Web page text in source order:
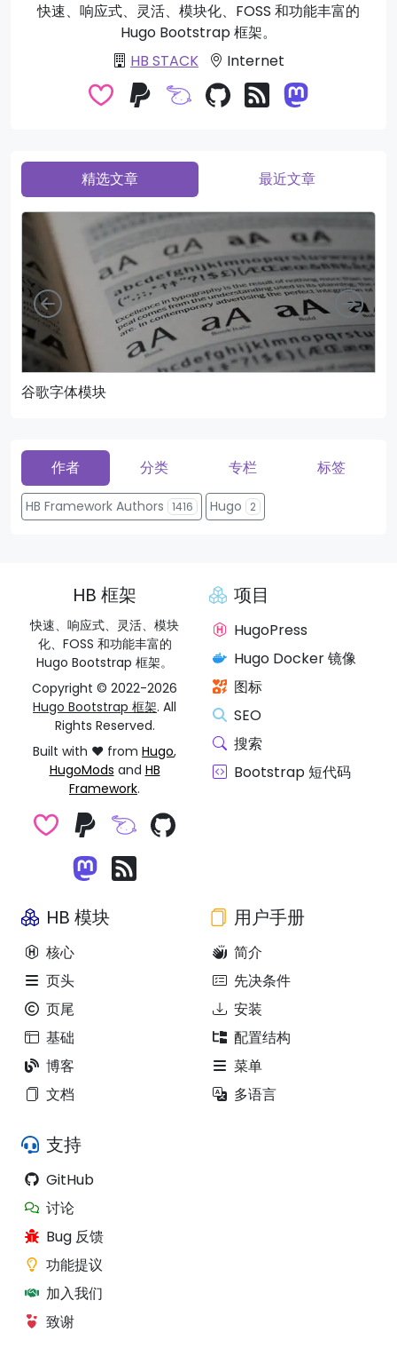
快速、响应式、灵活、模块化、FOSS 和功能丰富的
Hugo Bootstrap 框架。
HB STACK
Internet
精选文章 最近文章
谷歌字体模块
向左 向右
作者 分类 专栏 标签
HB Framework Authors 1416 Hugo 2
HB 框架
快速、响应式、灵活、模块
化、FOSS 和功能丰富的
Hugo Bootstrap 框架。
Copyright © 2022-2026
Hugo Bootstrap 框架. All
Rights Reserved.
Built with ❤️ from Hugo,
HugoMods and HB
Framework.
项目
HugoPress
Hugo Docker 镜像
图标
SEO
搜索
Bootstrap 短代码
HB 模块
核心
页头
页尾
基础
博客
文档
用户手册
简介
先决条件
安装
配置结构
菜单
多语言
支持
GitHub
讨论
Bug 反馈
功能提议
加入我们
致谢